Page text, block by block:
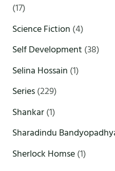
(17)
Science Fiction (4)
Self Development (38)
Selina Hossain (1)
Series(229)
Shankar(1)
Sharadindu
Sherlock Homse(1)